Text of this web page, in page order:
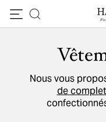
Nous vous
de
réputées au